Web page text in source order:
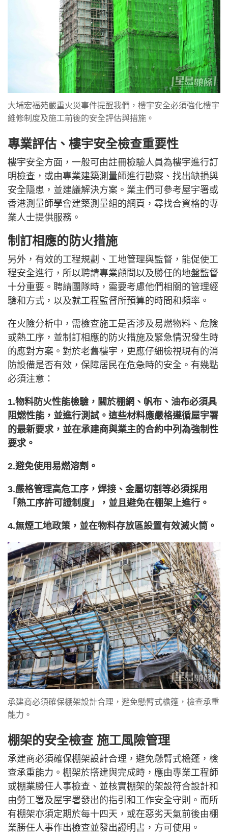
大埔宏福苑嚴重火災事件提醒我們，樓宇安全必須強化樓宇
維修制度及施工前後的安全評估與措施。
專業評估、樓宇安全檢查重要性
樓宇安全方面，一般可由註冊檢驗人員為樓宇進行訂
明檢查，或由專業建築測量師進行勘察、找出缺損與
安全隱患，並建議解決方案。業主們可參考屋宇署或
香港測量師學會建築測量組的網頁，尋找合資格的專
業人士提供服務。
制訂相應的防火措施
另外，有效的工程規劃、工地管理與監督，能促使工
程安全進行，所以聘請專業顧問以及勝任的地盤監督
十分重要。聘請團隊時，需要考慮他們相關的管理經
驗和方式，以及就工程監督所預算的時間和頻率。
在火險分析中，需檢查施工是否涉及易燃物料、危險
或熱工序，並制訂相應的防火措施及緊急情況發生時
的應對方案。對於老舊樓宇，更應仔細檢視現有的消
防設備是否有效，保障居民在危急時的安全。有幾點
必須注意：
1.物料防火性能檢驗，關於棚網、帆布、油布必須具
阻燃性能，並進行測試。這些材料應嚴格遵循屋宇署
的最新要求，並在承建商與業主的合約中列為強制性
要求。
2.避免使用易燃溶劑。
3.嚴格管理高危工序，焊接、金屬切割等必須採用
「熱工序許可證制度」，並且避免在棚架上進行。
4.無煙工地政策，並在物料存放區設置有效滅火筒。
承建商必須確保棚架設計合理，避免懸臂式檐篷，檢查承重
能力。
棚架的安全檢查 施工風險管理
承建商必須確保棚架設計合理，避免懸臂式檐篷，檢
查承重能力。棚架於撘建與完成時，應由專業工程師
或棚業勝任人事檢查、並核實棚架的架設符合設計和
由勞工署及屋宇署發出的指引和工作安全守則。而所
有棚架亦須定期於每十四天，或在惡劣天氣前後由棚
業勝任人事作出檢查並發出證明書，方可使用。